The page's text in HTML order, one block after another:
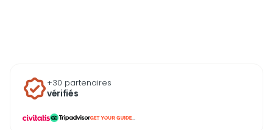
bien aux familles qu’aux
amateurs de navigation
+30 partenaires
vérifiés
...